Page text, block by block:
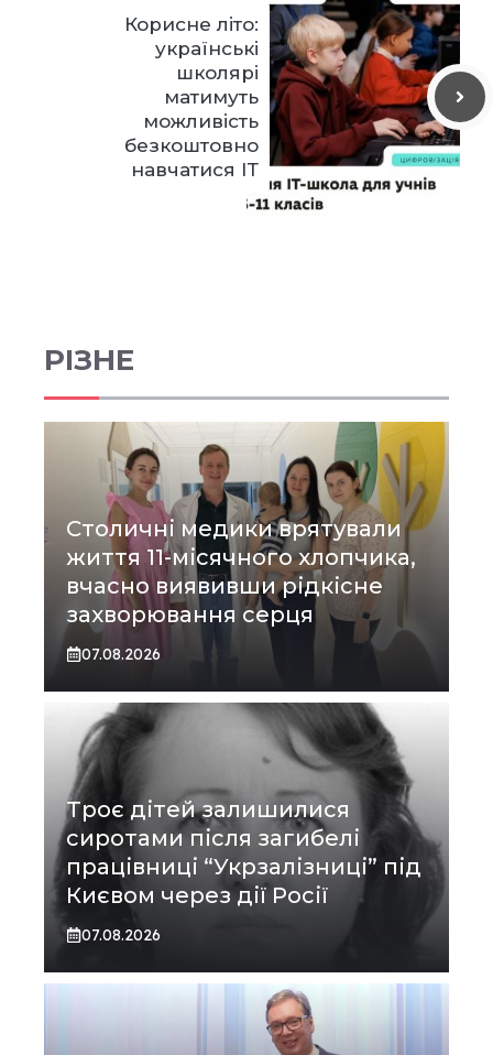
Корисне літо:
українські
школярі
матимуть
можливість
безкоштовно
навчатися ІТ
РІЗНЕ
Столичні медики врятували
життя 11-місячного хлопчика,
вчасно виявивши рідкісне
захворювання серця
07.08.2026
Троє дітей залишилися
сиротами після загибелі
працівниці “Укрзалізниці” під
Києвом через дії Росії
07.08.2026